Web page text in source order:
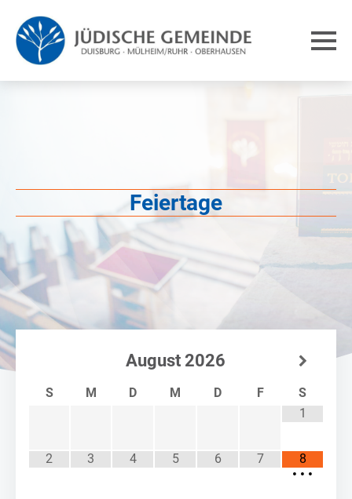
Feiertage
August 2026
S M D M D F
S
1
2 3 4 5 6 7
8
• • •